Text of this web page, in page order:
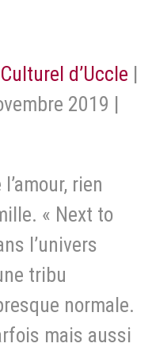
d’Uccle |
rien
« Next to
l’univers
tribu
normale.
mais aussi